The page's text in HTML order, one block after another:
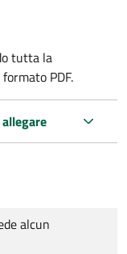
tutta la
PDF.
alcun